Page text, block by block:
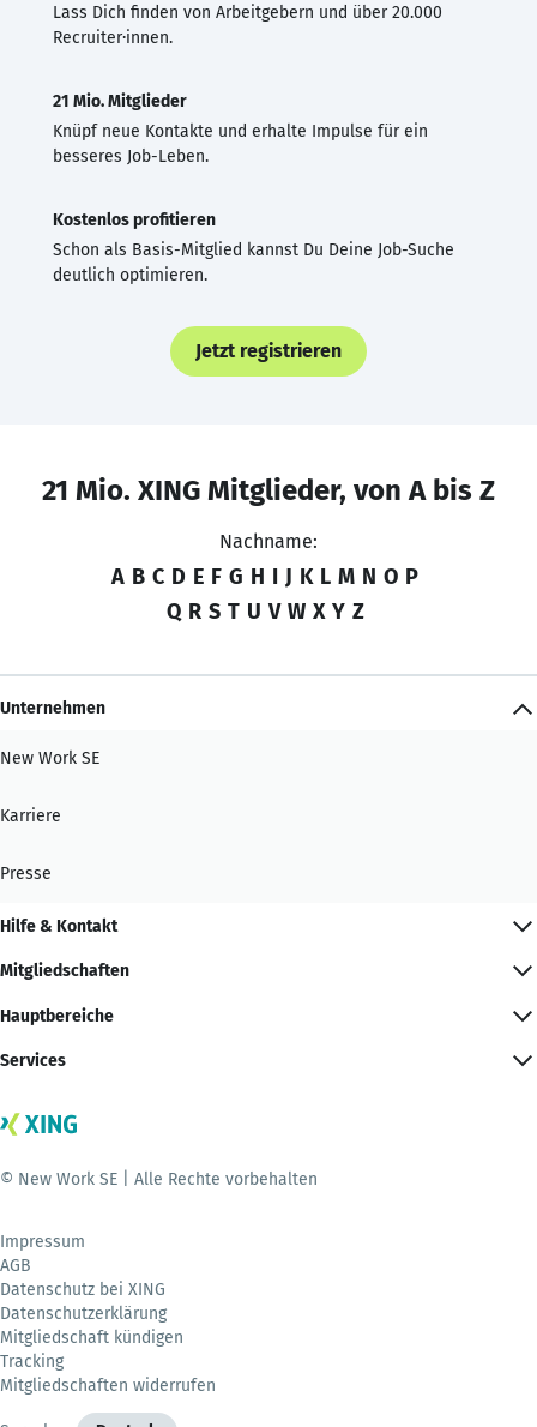
Lass Dich finden von Arbeitgebern und über 20.000
Recruiter·innen.
21 Mio. Mitglieder
Knüpf neue Kontakte und erhalte Impulse für ein
besseres Job-Leben.
Kostenlos profitieren
Schon als Basis-Mitglied kannst Du Deine Job-Suche
deutlich optimieren.
Jetzt registrieren
21 Mio. XING Mitglieder, von A bis Z
Nachname:
A B C D E F G H I J K L M N O P
Q R S T U V W X Y Z
Unternehmen
New Work SE
Karriere
Presse
Hilfe & Kontakt
Mitgliedschaften
Hauptbereiche
Services
© New Work SE | Alle Rechte vorbehalten
Impressum
AGB
Datenschutz bei XING
Datenschutzerklärung
Mitgliedschaft kündigen
Tracking
Mitgliedschaften widerrufen